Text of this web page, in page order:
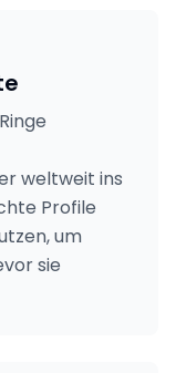
weltweit ins
Profile
um
sie